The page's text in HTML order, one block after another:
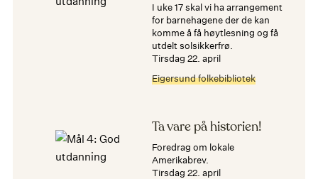
I uke 17 skal vi ha arrangement
for barnehagene der de kan
komme å få høytlesning og få
utdelt solsikkerfrø.
tirsdag 22. april
Eigersund folkebibliotek
Ta vare på historien!
Foredrag om lokale
Amerikabrev.
tirsdag 22. april